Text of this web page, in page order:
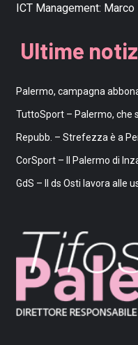
ICT Management: Marco
Ultime
Palermo, campagna
TuttoSport – Palermo, che
Repubb. – Strefezza è a
CorSport – Il Palermo di
GdS – Il ds Osti lavora alle